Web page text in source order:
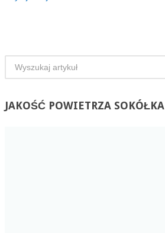
JAKOŚĆPOWIETRZA SOKÓŁKA